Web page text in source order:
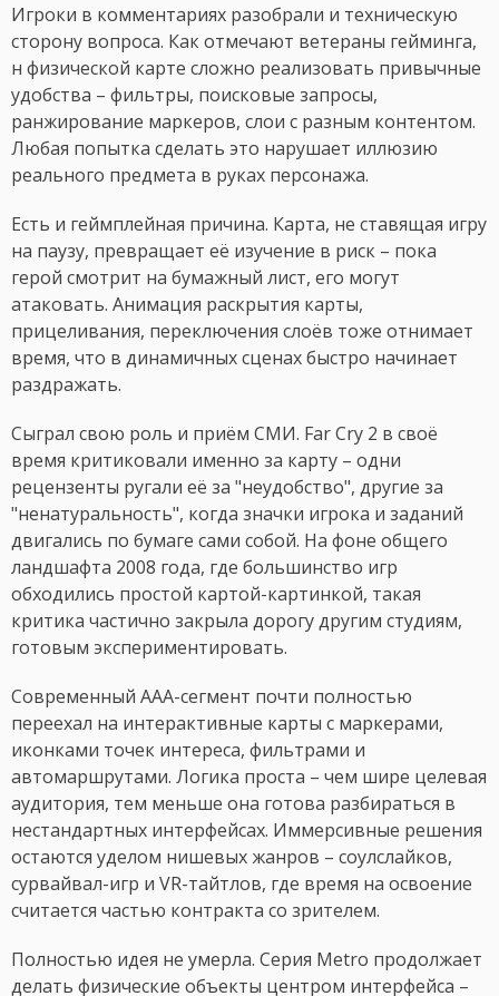
Игроки в комментариях разобрали и техническую
сторону вопроса. Как отмечают ветераны гейминга,
н физической карте сложно реализовать привычные
удобства – фильтры, поисковые запросы,
ранжирование маркеров, слои с разным контентом.
Любая попытка сделать это нарушает иллюзию
реального предмета в руках персонажа.
Есть и геймплейная причина. Карта, не ставящая игру
на паузу, превращает её изучение в риск – пока
герой смотрит на бумажный лист, его могут
атаковать. Анимация раскрытия карты,
прицеливания, переключения слоёв тоже отнимает
время, что в динамичных сценах быстро начинает
раздражать.
Сыграл свою роль и приём СМИ. Far Cry 2 в своё
время критиковали именно за карту – одни
рецензенты ругали её за "неудобство", другие за
"ненатуральность", когда значки игрока и заданий
двигались по бумаге сами собой. На фоне общего
ландшафта 2008 года, где большинство игр
обходились простой картой-картинкой, такая
критика частично закрыла дорогу другим студиям,
готовым экспериментировать.
Современный AAA-сегмент почти полностью
переехал на интерактивные карты с маркерами,
иконками точек интереса, фильтрами и
автомаршрутами. Логика проста – чем шире целевая
аудитория, тем меньше она готова разбираться в
нестандартных интерфейсах. Иммерсивные решения
остаются уделом нишевых жанров – соулслайков,
сурвайвал-игр и VR-тайтлов, где время на освоение
считается частью контракта со зрителем.
Полностью идея не умерла. Серия Metro продолжает
делать физические объекты центром интерфейса –